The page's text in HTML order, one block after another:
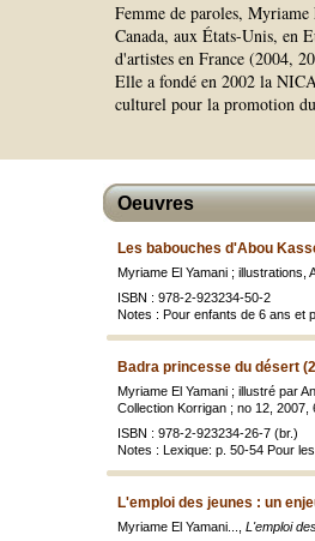
Femme de paroles,
Canada, aux États-Unis, en
d'artistes en France (2004,
Elle a fondé en 2002 la
culturel pour la promotion
Oeuvres
Les babouches d'Abou
Myriame El Yamani ; illustrations,
ISBN : 978-2-923234-50-2
Notes : Pour enfants de 6 ans et
Badra princesse du désert
Myriame El Yamani ; illustré par
Collection Korrigan ; no 12, 2007,
ISBN : 978-2-923234-26-7 (br.)
Notes : Lexique: p. 50-54 Pour
L'emploi des jeunes : un
Myriame El Yamani..., L'emploi